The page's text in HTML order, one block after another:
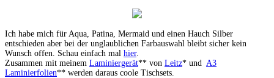
Ich habe mich für Aqua, Patina, Mermaid und einen Hauch Silber
entschieden aber bei der unglaublichen Farbauswahl bleibt sicher kein
Wunsch offen. Schau einfach mal hier.
Zusammen mit meinem Laminiergerät** von Leitz* und A3
Laminierfolien** werden daraus coole Tischsets.